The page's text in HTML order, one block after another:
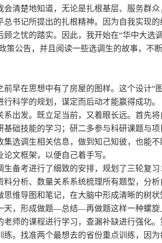
清楚地知道，无论是扎根基层、服务群
书记所提出的扎根精神。因为自我实现
顾之忧的踏实。因此，我开始在“华中大选
策公告，并且阅读一些选调生的故事，不
早在思想中有了房屋的图样。这个设计“
科学的规划，谋定而后动才能赢得成功。
出发。既立足当前，又着眼长远。首先
础技能的学习；研二多参与科研课题与
选调生相关信息，做到知己知彼，也能
文框架，以便自己着手写。
备考进行了细致的安排，规划了三轮复
分析、数量关系系统梳理所有题型，分
维导图和笔记，在大脑中形成清晰的树
天，形成做题—总结—再做题这样一种螺旋
师的课程进行学习，查漏补缺进行强化
。找准两个最想去的省份重点训练，因